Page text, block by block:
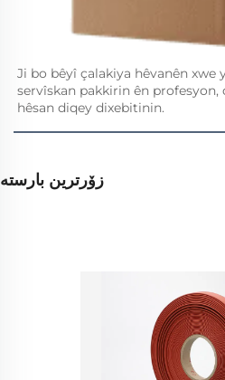
Ji bo bêyî çalakiya hêvanên xwe
servîskan pakkirin ên profesyon,
hêsan diqey dixebitinin.
زۆرترین بارستە